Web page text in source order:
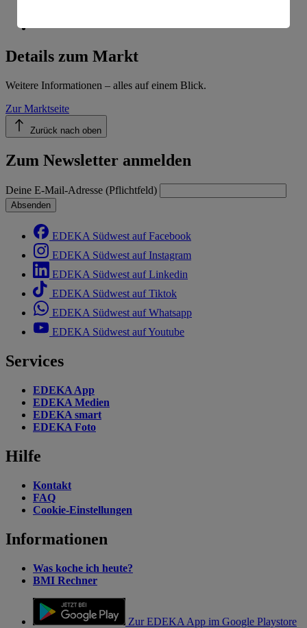
Details zum Markt
Weitere Informationen – alles auf einem Blick.
Zur Marktseite
Zurück nach oben
Zum Newsletter anmelden
Deine E-Mail-Adresse (Pflichtfeld)
Absenden
EDEKA Südwest auf Facebook
EDEKA Südwest auf Instagram
EDEKA Südwest auf Linkedin
EDEKA Südwest auf Tiktok
EDEKA Südwest auf Whatsapp
EDEKA Südwest auf Youtube
Services
EDEKA App
EDEKA Medien
EDEKA smart
EDEKA Foto
Hilfe
Kontakt
FAQ
Cookie-Einstellungen
Informationen
Was koche ich heute?
BMI Rechner
Zur EDEKA App im Google Playstore
Informationen zum Herausgeber der Seite findest du